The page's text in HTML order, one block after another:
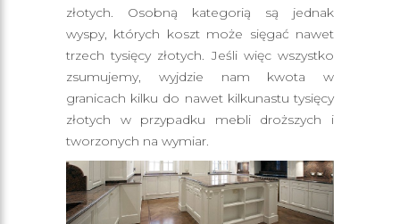
złotych. Osobną kategorią są jednak
wyspy, których koszt może sięgać nawet
trzech tysięcy złotych. Jeśli więc wszystko
zsumujemy, wyjdzie nam kwota w
granicach kilku do nawet kilkunastu tysięcy
złotych w przypadku mebli droższych i
tworzonych na wymiar.